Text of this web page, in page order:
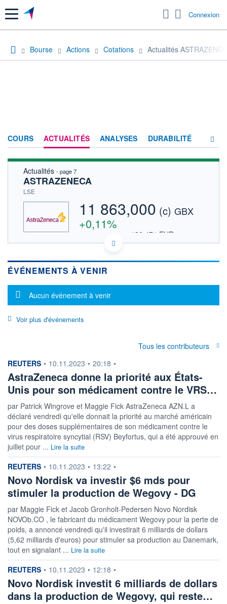
Menu Connexion
Bourse Actions Cotations Actualités
COURS ACTUALITÉS ANALYSES DURABILITÉ
PRODUITS DE BOURSE
FORUM
HISTORIQUE
ACTIONNAIRES
Actualités - page 7
ASTRAZENECA
LSE
11 863,000 (c) GBX
+0,11%
138,471 EUR
DONNÉES TEMPS DIFFÉRÉ
Politique d'exécution
11 800
OUVERTURE CLÔTURE VEILLE
11 850,000
+ HAUT
12 096,000 11 854,000
6 326 091 0,41%
VALORISATION
18 399 869 MGBX
DERNIER ÉCHANGE
LIMITE À LA
0,000 0,000
RENDEMENT
-
PER ESTIMÉ
-
DERNIER
DIVIDENDE
0,00 GBX
DATE
DERNIER
DIVIDENDE
DIVIDENDE
ÉLIGIBILITÉ
BOURSOVIE LUX
RISQUE ESG
ÉVÉNEMENTS À VENIR
Message d'information
Aucun événement à venir
Voir plus d'événements
Tous les contributeurs
information fournie par
REUTERS • 10.11.2023 • 20:18 •
AstraZeneca donne la priorité aux États-
Unis pour son médicament contre le VRS…
par Patrick Wingrove et Maggie Fick AstraZeneca AZN.L a
déclaré vendredi qu'elle donnait la priorité au marché américain
pour des doses supplémentaires de son médicament contre le
virus respiratoire syncytial (RSV) Beyfortus, qui a été approuvé en
juillet pour ... Lire la suite
information fournie par
REUTERS • 10.11.2023 • 13:22 •
Novo Nordisk va investir $6 mds pour
stimuler la production de Wegovy - DG
par Maggie Fick et Jacob Gronholt-Pedersen Novo Nordisk
NOVOb.CO , le fabricant du médicament Wegovy pour la perte de
poids, a annoncé vendredi qu'il investirait 6 milliards de dollars
(5,62 milliards d'euros) pour stimuler sa production au Danemark,
tout en signalant ... Lire la suite
information fournie par
REUTERS • 10.11.2023 • 12:18 •
Novo Nordisk investit 6 milliards de dollars
dans la production de Wegovy, qui reste…